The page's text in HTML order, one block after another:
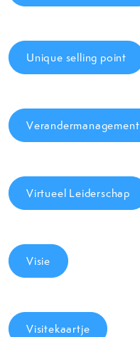
Unique selling point
Verandermanagement
Virtueel Leiderschap
Visie
Visitekaartje